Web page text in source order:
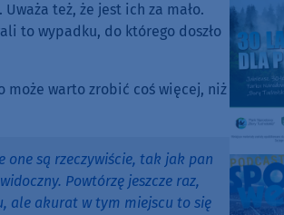
też, że jest ich za mało.
to wypadku, do którego doszło
może warto zrobić coś więcej, niż
one są rzeczywiście, tak jak pan
Powtórzę jeszcze raz,
ale akurat w tym miejscu to się